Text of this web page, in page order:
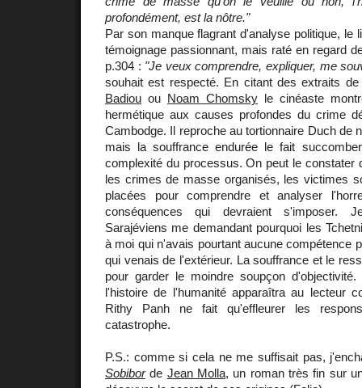
profondément, est la nôtre."
Par son manque flagrant d'analyse politique, le
témoignage passionnant, mais raté en regard
p.304 : "Je veux comprendre, expliquer, me
souhait est respecté. En citant des extraits
Badiou ou Noam Chomsky le cinéaste
hermétique aux causes profondes du crime
Cambodge. Il reproche au tortionnaire Duch de
mais la souffrance endurée le fait
complexité du processus. On peut le constater
les crimes de masse organisés, les victimes
placées pour comprendre et analyser
conséquences qui devraient s'imposer.
Sarajéviens me demandant pourquoi les
à moi qui n'avais pourtant aucune compétence
qui venais de l'extérieur. La souffrance et le
pour garder le moindre soupçon
l'histoire de l'humanité apparaîtra au lecteur
Rithy Panh ne fait qu'effleurer les
catastrophe.
P.S.: comme si cela ne me suffisait pas,
Sobiborde Jean Molla, un roman très fin sur